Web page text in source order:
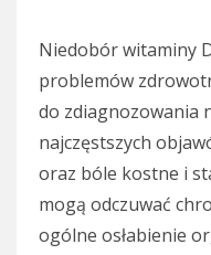
Niedobór witaminy
problemów
do zdiagnozowania
najczęstszych
oraz bóle kostne i
mogą odczuwać
ogólne osłabienie